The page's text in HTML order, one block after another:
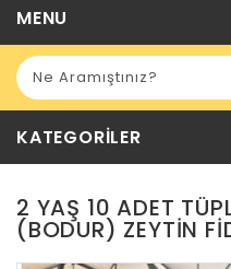
MENU
KATEGORILER
2 YAŞ 10 ADET
(BODUR) ZEYTIN